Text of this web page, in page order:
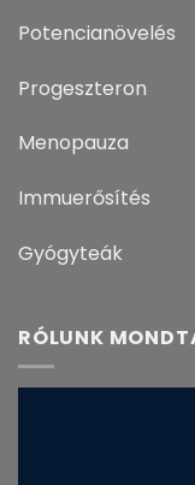
Potencianövelés
Progeszteron
Menopauza
Immuerősítés
Gyógyteák
RÓLUNK